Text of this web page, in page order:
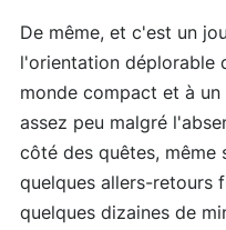
De même, et c'est un
l'orientation déplorable
monde compact et à
assez peu malgré
côté des quêtes, même
quelques allers-retours
quelques dizaines de